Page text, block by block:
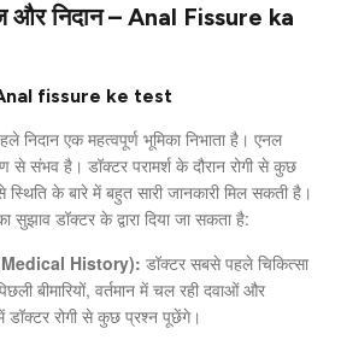
और निदान – Anal Fissure ka
Anal fissure ke test
निदान एक महत्वपूर्ण भूमिका निभाता है। एनल
से संभव है। डॉक्टर परामर्श के दौरान रोगी से कुछ
के बारे में बहुत सारी जानकारी मिल सकती है।
सुझाव डॉक्टर के द्वारा दिया जा सकता है:
(Medical History): डॉक्टर सबसे पहले चिकित्सा
बीमारियों, वर्तमान में चल रही दवाओं और
डॉक्टर रोगी से कुछ प्रश्न पूछेंगे।